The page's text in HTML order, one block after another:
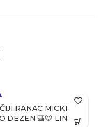
RANAC MICKEY –
DEZEN 🎒🐭 LIN-899